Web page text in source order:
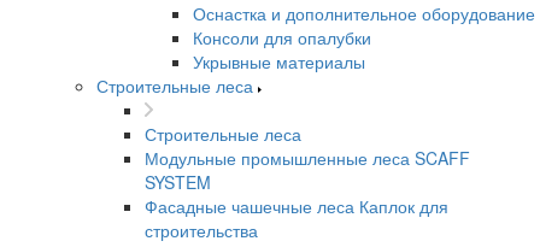
Оснастка и дополнительное оборудование
Консоли для опалубки
Укрывные материалы
Строительные леса
Строительные леса
Модульные промышленные леса SCAFF
SYSTEM
Фасадные чашечные леса Каплок для
строительства